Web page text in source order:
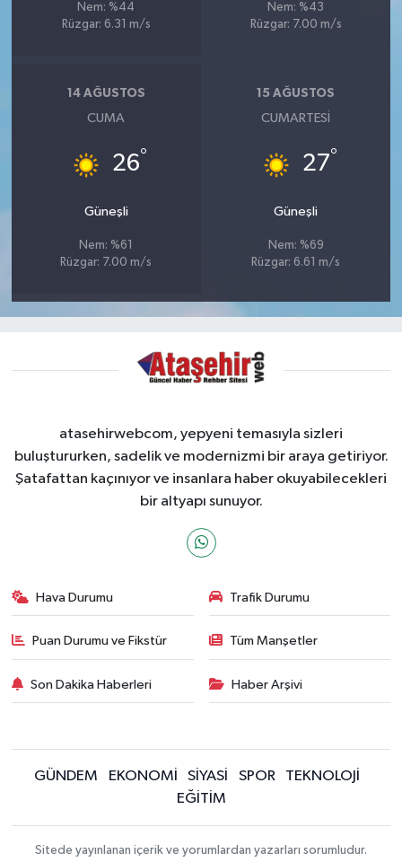
Nem: %44
Rüzgar: 6.31 m/s
Nem: %43
Rüzgar: 7.00 m/s
14 AĞUSTOS
CUMA
26°
Güneşli
Nem: %61
Rüzgar: 7.00 m/s
15 AĞUSTOS
CUMARTESI
27°
Güneşli
Nem: %69
Rüzgar: 6.61 m/s
atasehirwebcom, yepyeni temasıyla sizleri
buluştururken, sadelik ve modernizmi bir araya getiriyor.
Şatafattan kaçınıyor ve insanlara haber okuyabilecekleri
bir altyapı sunuyor.
Hava Durumu Trafik Durumu
Puan Durumu ve Fikstür Tüm Manşetler
Son Dakika Haberleri Haber Arşivi
GÜNDEM EKONOMİ SİYASİ SPOR
TEKNOLOJİ
EĞİTİM
Sitede yayınlanan içerik ve yorumlardan yazarları sorumludur.